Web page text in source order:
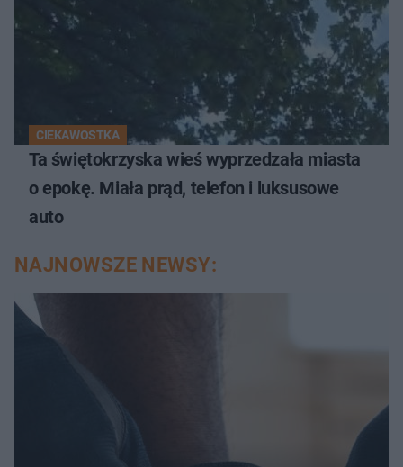
CIEKAWOSTKA
Ta świętokrzyska wieś wyprzedzała miasta
o epokę. Miała prąd, telefon i luksusowe
auto
NAJNOWSZE NEWSY: